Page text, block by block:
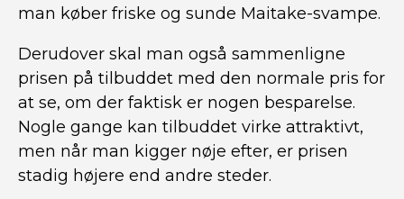
man køber friske og sunde Maitake-svampe.
Derudover skal man også sammenligne
prisen på tilbuddet med den normale pris for
at se, om der faktisk er nogen besparelse.
Nogle gange kan tilbuddet virke attraktivt,
men når man kigger nøje efter, er prisen
stadig højere end andre steder.